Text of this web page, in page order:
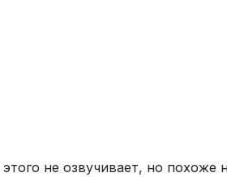
не озвучивает, но похоже